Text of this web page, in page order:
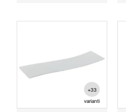
+33
varianti